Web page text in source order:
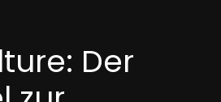
Der